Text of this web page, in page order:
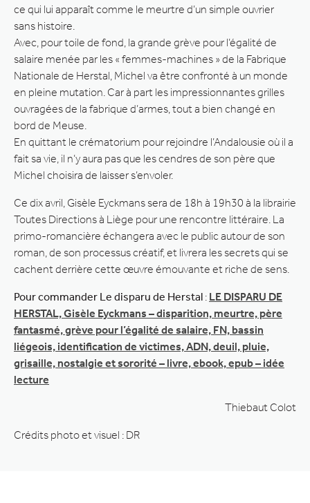
ce qui lui apparaît comme le meurtre d’un simple ouvrier
sans histoire.
Avec, pour toile de fond, la grande grève pour l’égalité de
salaire menée par les « femmes-machines » de la Fabrique
Nationale de Herstal, Michel va être confronté à un monde
en pleine mutation. Car à part les impressionnantes grilles
ouvragées de la fabrique d’armes, tout a bien changé en
bord de Meuse.
En quittant le crématorium pour rejoindre l’Andalousie où il a
fait sa vie, il n’y aura pas que les cendres de son père que
Michel choisira de laisser s’envoler.
Ce dix avril, Gisèle Eyckmans sera de 18h à 19h30 à la librairie
Toutes Directions à Liège pour une rencontre littéraire. La
primo-romancière échangera avec le public autour de son
roman, de son processus créatif, et livrera les secrets qui se
cachent derrière cette œuvre émouvante et riche de sens.
Pour commander Le disparu de Herstal : LE DISPARU DE
HERSTAL, Gisèle Eyckmans – disparition, meurtre, père
fantasmé, grève pour l’égalité de salaire, FN, bassin
liégeois, identification de victimes, ADN, deuil, pluie,
grisaille, nostalgie et sororité – livre, ebook, epub – idée
lecture
Thiebaut Colot
Crédits photo et visuel : DR